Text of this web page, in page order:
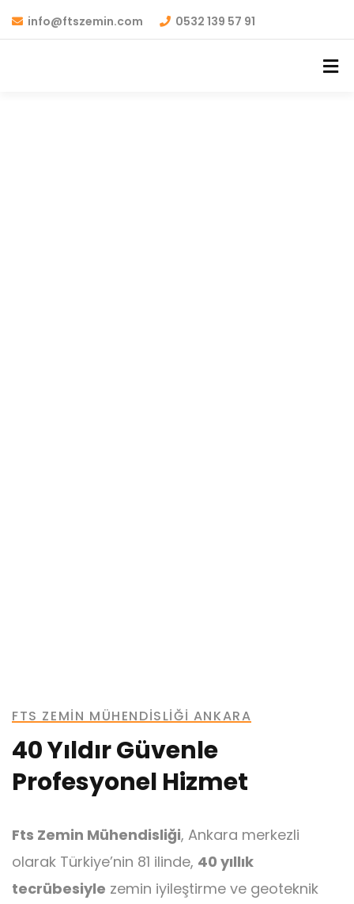
info@ftszemin.com 0532 139 57 91
Fore Kazık
Ankraj
FTS ZEMIN MÜHENDISLIĞI ANKARA
40 Yıldır Güvenle
Profesyonel Hizmet
Fts Zemin Mühendisliği, Ankara merkezli
olarak Türkiye’nin 81 ilinde, 40 yıllık
tecrübesiyle zemin iyileştirme ve geoteknik